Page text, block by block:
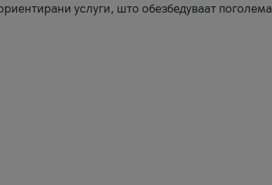
услуги, што обезбедуваат поголема